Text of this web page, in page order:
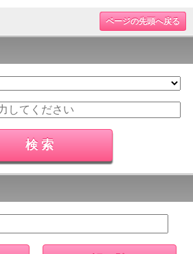
ページの先頭へ戻る